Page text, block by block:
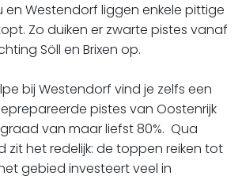
en Westendorf liggen enkele pittige
Zo duiken er zwarte pistes vanaf
Söll en Brixen op.
bij Westendorf vind je zelfs een
pistes van Oostenrijk
van maar liefst 80%. Qua
zit het redelijk: de toppen reiken tot
gebied investeert veel in